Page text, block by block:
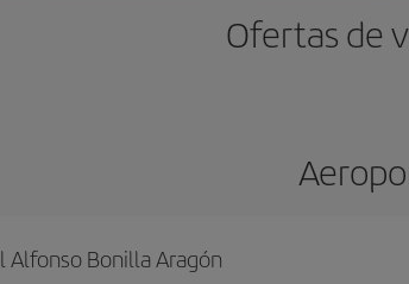
Ofertas de
Bonilla Aragón